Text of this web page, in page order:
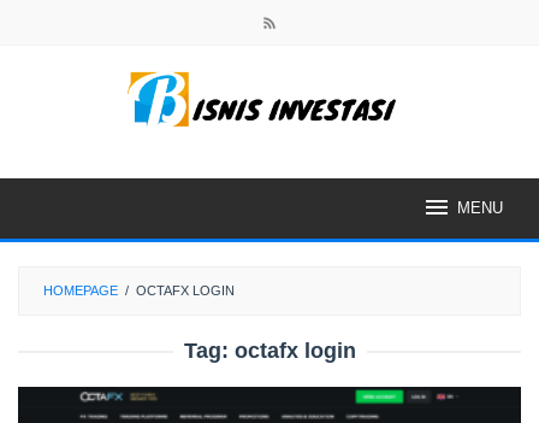
MENU
HOMEPAGE / OCTAFX LOGIN
Tag: octafx login